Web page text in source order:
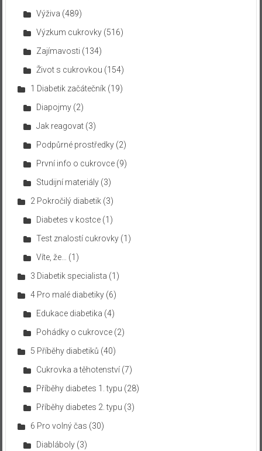
Výživa (489)
Výzkum cukrovky(516)
Zajímavosti (134)
Život s cukrovkou (154)
1 Diabetik začátečník(19)
Diapojmy(2)
Jak reagovat(3)
Podpůrné prostředky(2)
První info o cukrovce(9)
Studijní materiály(3)
2 Pokročilý diabetik(3)
Diabetes v kostce(1)
Test znalostí cukrovky(1)
Víte, že…
(1)
3 Diabetik specialista (1)
4 Pro malé diabetiky(6)
Edukace diabetika (4)
Pohádky o cukrovce(2)
5 Příběhy diabetiků (40)
Cukrovka a těhotenství(7)
Příběhy diabetes 1. typu (28)
Příběhy diabetes 2. typu (3)
6 Pro volný čas (30)
Diabláboly(3)